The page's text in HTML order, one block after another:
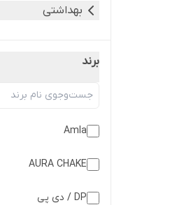
بهداشتی
برند
Amla
AURA CHAKE
DP / دی پی